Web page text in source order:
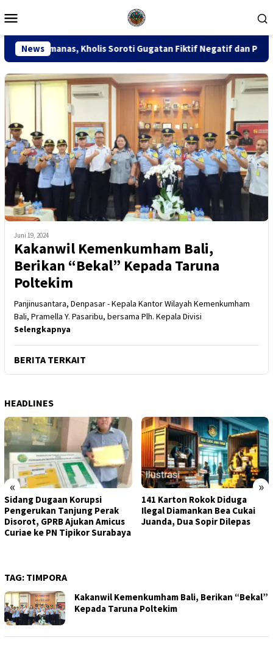
ke
Mobile
News
Soroti Gugatan Fiktif Negatif dan Putusan PK 155
Juni 19, 2024
Kakanwil Kemenkumham Bali,
Berikan “Bekal” Kepada Taruna
Poltekim
Panjinusantara, Denpasar - Kepala Kantor Wilayah Kemenkumham
Bali, Pramella Y. Pasaribu, bersama Plh. Kepala Divisi
Selengkapnya
BERITA TERKAIT
HEADLINES
« »
Sidang Dugaan Korupsi
Pengerukan Tanjung Perak
Disorot, GPRB Ajukan Amicus
Curiae ke PN Tipikor Surabaya
141 Karton Rokok Diduga
Ilegal Diamankan Bea Cukai
Juanda, Dua Sopir Dilepas
TAG: TIMPORA
Kakanwil Kemenkumham Bali, Berikan “Bekal”
Kepada Taruna Poltekim